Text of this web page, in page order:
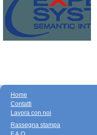
Home
Contatti
Lavora con noi
Rassegna stampa